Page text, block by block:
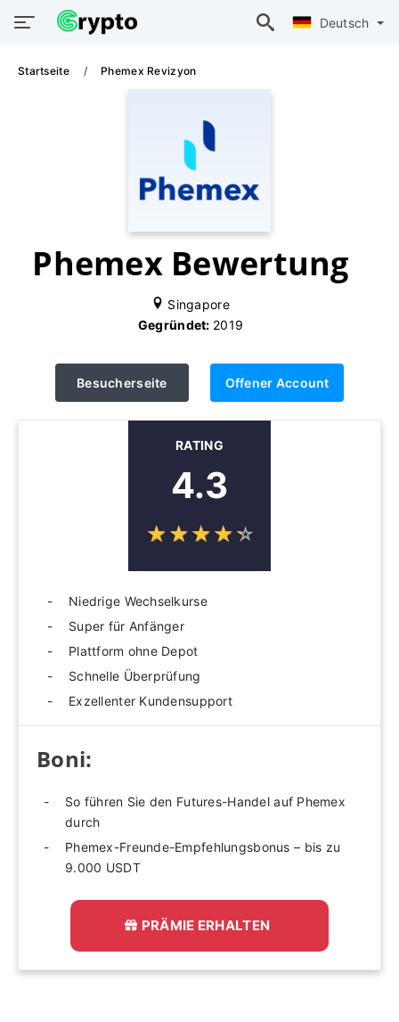
Deutsch
Startseite Phemex Revizyon
Phemex Bewertung
Singapore
Gegründet: 2019
Besucherseite Offener Account
RATING
4.3
☆☆☆☆☆
★★★★★
Niedrige Wechselkurse
Super für Anfänger
Plattform ohne Depot
Schnelle Überprüfung
Exzellenter Kundensupport
Boni:
So führen Sie den Futures-Handel auf Phemex
durch
Phemex-Freunde-Empfehlungsbonus – bis zu
9.000 USDT
PRÄMIE ERHALTEN